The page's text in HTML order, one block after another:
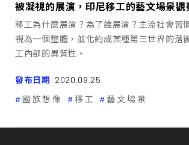
被凝視的展演，印尼移工的藝文場景觀
移工為什麼展演？為了誰展演？主流社會習
視為一個整體，並化約成某種第三世界的落
工內部的異質性。
發布日期 2020.09.25
國族想像
移工 藝文場景